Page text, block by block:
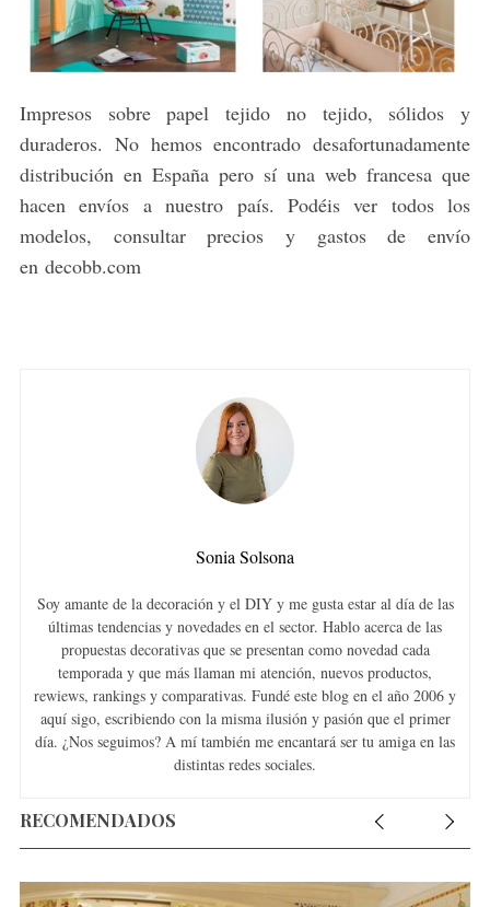
Impresos sobre papel tejido no tejido, sólidos y
duraderos. No hemos encontrado desafortunadamente
distribución en España pero sí una web francesa que
hacen envíos a nuestro país. Podéis ver todos los
modelos, consultar precios y gastos de envío
en decobb.com
Sonia Solsona
Soy amante de la decoración y el DIY y me gusta estar al día de las
últimas tendencias y novedades en el sector. Hablo acerca de las
propuestas decorativas que se presentan como novedad cada
temporada y que más llaman mi atención, nuevos productos,
rewiews, rankings y comparativas. Fundé este blog en el año 2006 y
aquí sigo, escribiendo con la misma ilusión y pasión que el primer
día. ¿Nos seguimos? A mí también me encantará ser tu amiga en las
distintas redes sociales.
RECOMENDADOS